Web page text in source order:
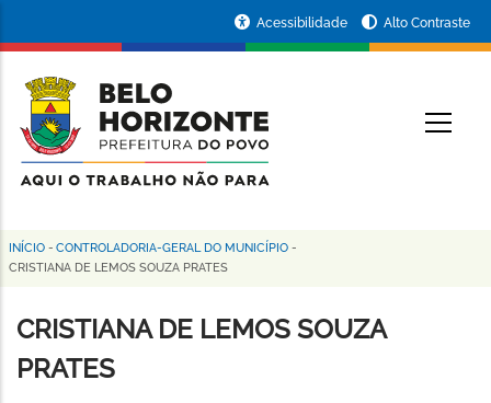
conteúdo
principal
da
Prefeitura
de
Horizonte
Acessibilidade Alto Contraste
Trilha
navegação
INÍCIO - CONTROLADORIA-GERAL DO MUNICÍPIO -
CRISTIANA DE LEMOS SOUZA PRATES
CRISTIANA DE LEMOS SOUZA
PRATES